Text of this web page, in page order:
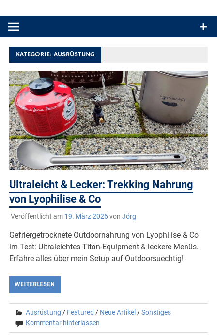
Produkttests und Buchrezensionen. Ein Blog für alle, die gern
KATEGORIE:AUSRÜSTUNG
Ultraleicht & Lecker: Trekking Nahrung
von Lyophilise & Co
Veröffentlicht am 19. März 2026von Jörg
Gefriergetrocknete Outdoornahrung von Lyophilise & Co
im Test: Ultraleichtes Titan-Equipment & leckere Menüs.
Erfahre alles über mein Setup auf Outdoorsuechtig!
WEITERLESEN
Ausrüstung / Featured / Neue Artikel /Sonstiges
Kommentar hinterlassen